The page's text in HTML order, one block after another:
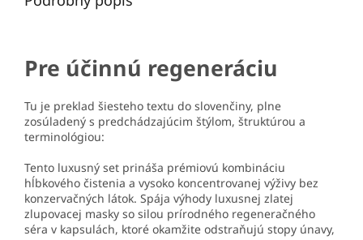
Pre účinnú regeneráciu
Tu je preklad šiesteho textu do slovenčiny, plne
zosúladený s predchádzajúcim štýlom, štruktúrou a
terminológiou:
Tento luxusný set prináša prémiovú kombináciu
hĺbkového čistenia a vysoko koncentrovanej výživy bez
konzervačných látok. Spája výhody luxusnej zlatej
zlupovacej masky so silou prírodného regeneračného
séra v kapsulách, ktoré okamžite odstraňujú stopy únavy,